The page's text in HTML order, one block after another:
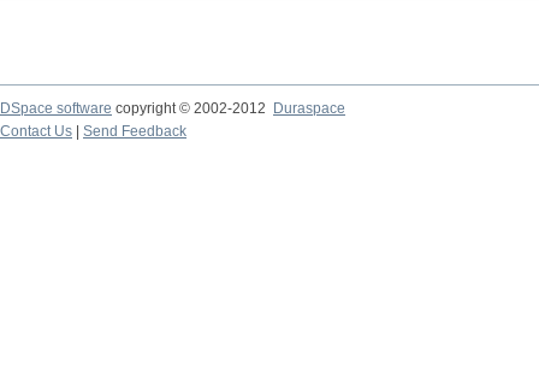
DSpace software copyright © 2002-2012
Duraspace
Contact Us
Send Feedback